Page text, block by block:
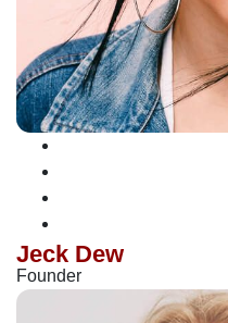
Jeck Dew
Founder